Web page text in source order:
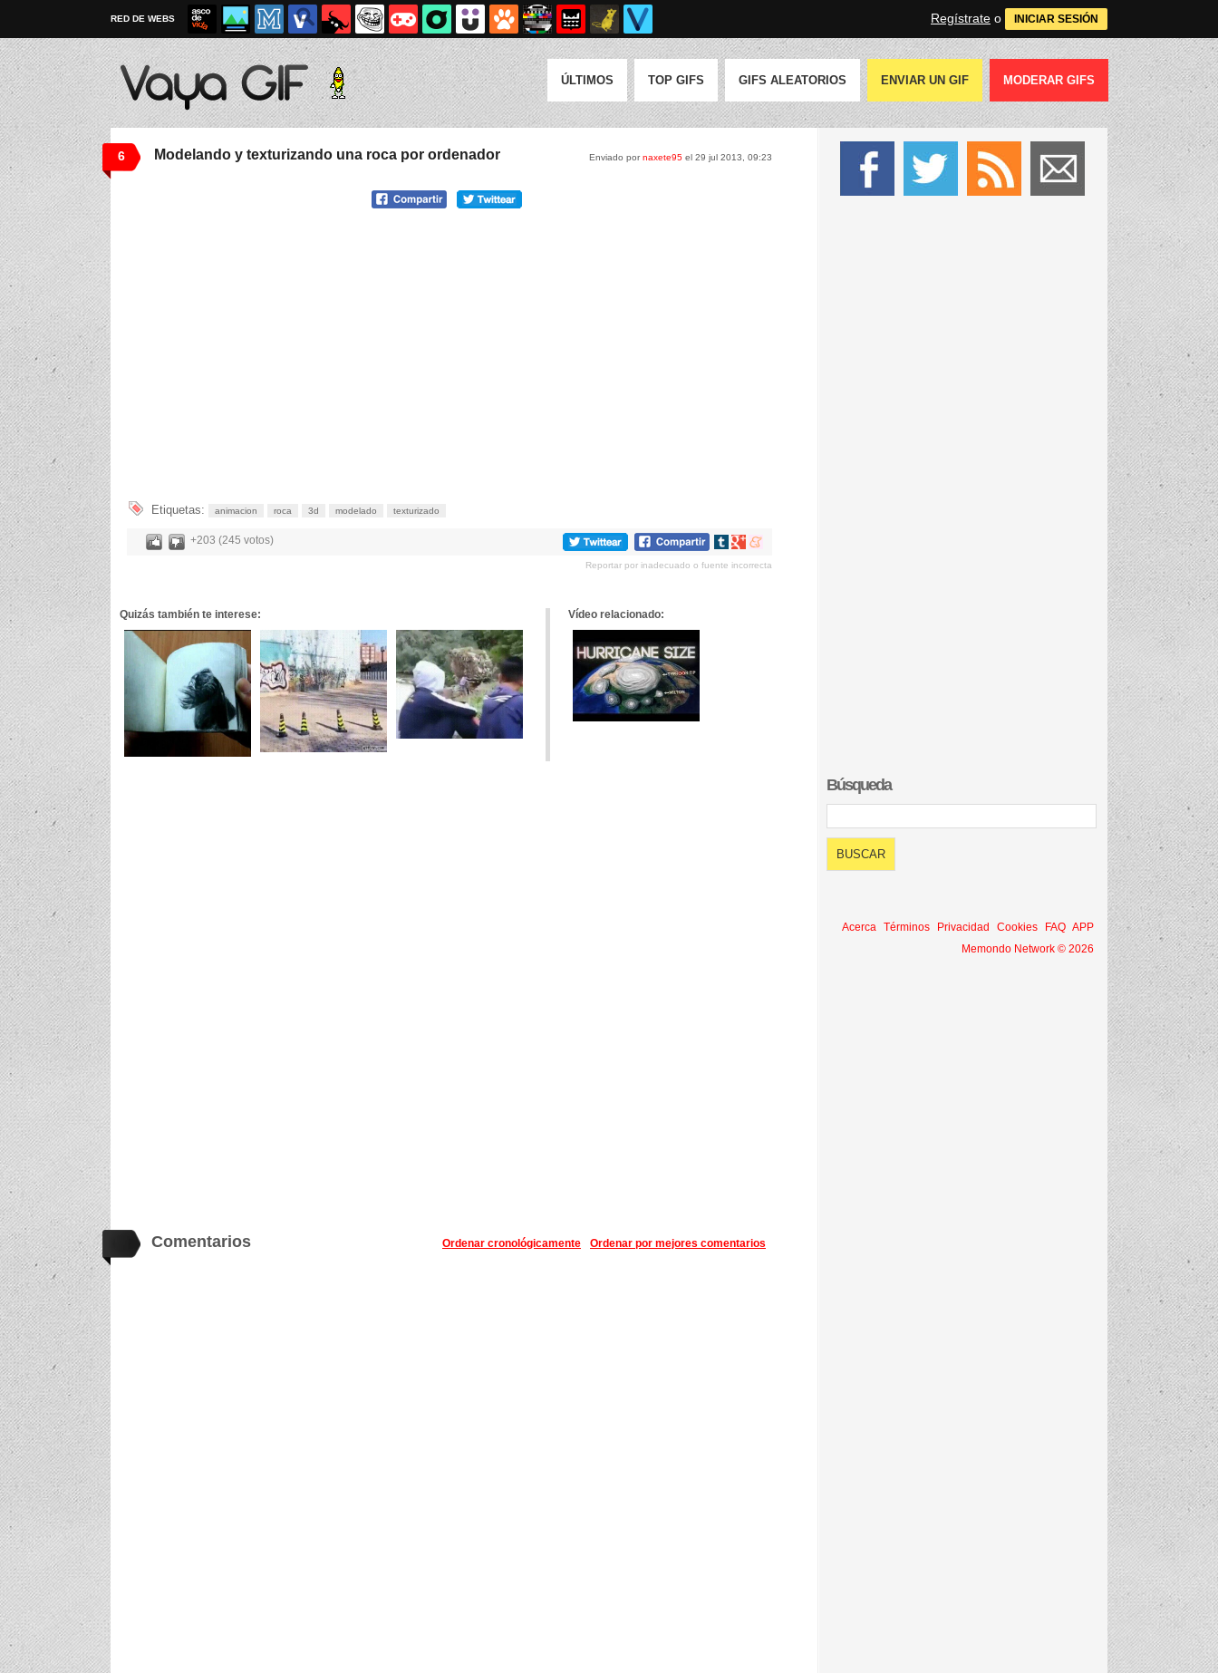
RED DE WEBS Regístrate o INICIAR SESIÓN
ÚLTIMOS TOP GIFS GIFS ALEATORIOS ENVIAR UN GIF MODERAR GIFS
6 Enviado pornaxete95 el 29 jul 2013, 09:23
Modelando y texturizando una roca por ordenador
Etiquetas: animacion roca 3d modelado texturizado
+203 (245 votos)
Compartir
tumblr
Compartir
Google+
Compartir
meneame
Reportar por inadecuado o fuente incorrecta
Quizás también te interese: Vídeo relacionado:
Comentarios Ordenar por mejores comentarios
Ordenar cronológicamente
Búsqueda
Acerca Términos Privacidad Cookies FAQ APP
Memondo Network © 2026